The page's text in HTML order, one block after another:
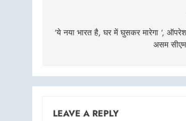
navigation
‘ये नया भारत है, घर में घुसकर मारेगा ‘,
असम सीएम
LEAVE A REPLY